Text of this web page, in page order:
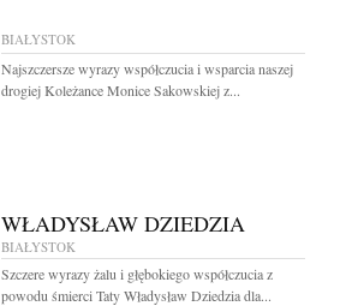
BIAŁYSTOK
Najszczersze wyrazy współczucia i wsparcia naszej
drogiej Koleżance Monice Sakowskiej z...
WŁADYSŁAW DZIEDZIA
BIAŁYSTOK
Szczere wyrazy żalu i głębokiego współczucia z
powodu śmierci Taty Władysław Dziedzia dla...